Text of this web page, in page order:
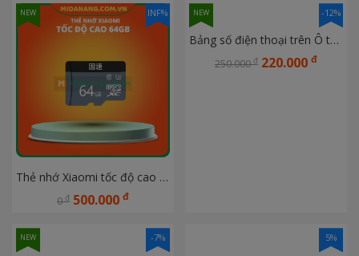
Thẻ nhớ Xiaomi tốc độ cao 64GB
0đ 500.000 đ
INF%
NEW
Bảng số điện thoại trên Ô tô Kèm dụng cụ thoát hiểm đa năng Nextool
250.000đ 220.000 đ
-12%
NEW
-7%
NEW 5%